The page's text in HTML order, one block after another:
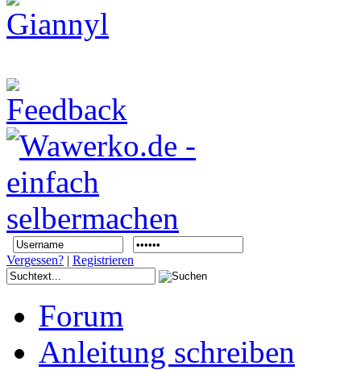
Vergessen? | Registrieren
Forum
Anleitung schreiben